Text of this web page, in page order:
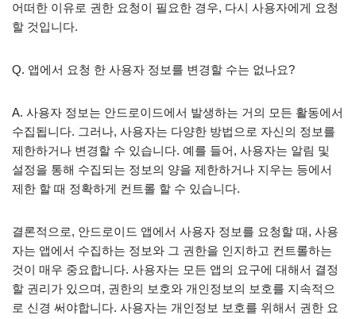
어떠한 이유로 권한 요청이 필요한 경우, 다시 사용자에게 요청
할 것입니다.
Q. 앱에서 요청 한 사용자 정보를 변경할 수는 없나요?
A. 사용자 정보는 안드로이드에서 발생하는 거의 모든 활동에서
수집됩니다. 그러나, 사용자는 다양한 방법으로 자신의 정보를
제한하거나 변경할 수 있습니다. 예를 들어, 사용자는 알림 및
설정을 통해 수집되는 정보의 양을 제한하거나 지우는 등에서
제한 할 때 정확하게 컨트롤 할 수 있습니다.
결론적으로, 안드로이드 앱에서 사용자 정보를 요청할 때, 사용
자는 앱에서 수집하는 정보와 그 권한을 인지하고 컨트롤하는
것이 매우 중요합니다. 사용자는 모든 앱의 요구에 대해서 결정
할 권리가 있으며, 권한의 보호와 개인정보의 보호를 지속적으
로 신경 써야합니다. 사용자는 개인정보 보호를 위해서 권한 요